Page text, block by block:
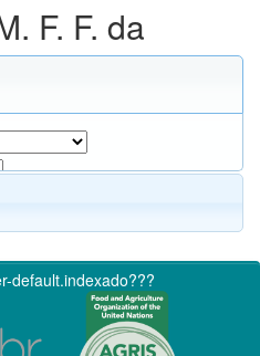
F. F. da
default.indexado???